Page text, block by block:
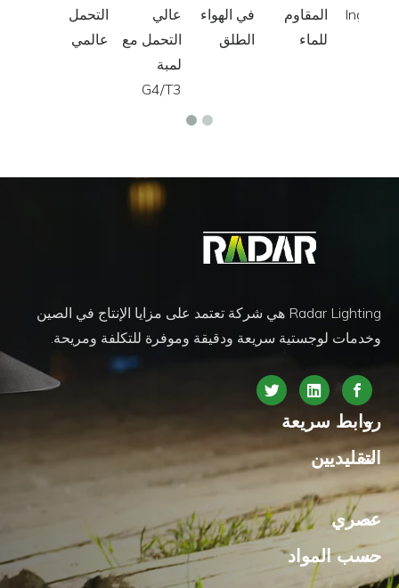
التحمل
عالمي
عالي
التحمل مع
لمبة
G4/T3
في الهواء
الطلق
المقاوم
للماء
Radar Lighting هي شركة تعتمد على مزايا الإنتاج في الصين
وخدمات لوجستية سريعة ودقيقة وموفرة للتكلفة ومريحة.
روابط سريعة
التقليديين
عصري
حسب المواد